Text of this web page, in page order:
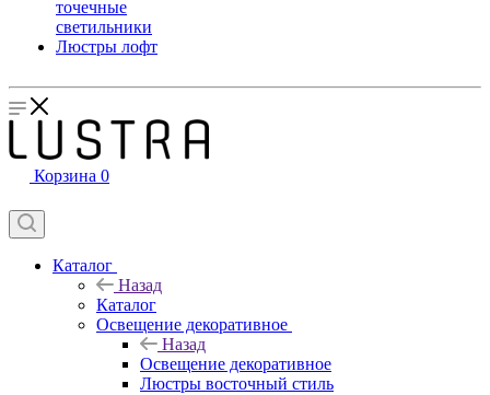
точечные
светильники
Люстры лофт
Корзина 0
Каталог
Назад
Каталог
Освещение декоративное
Назад
Освещение декоративное
Люстры восточный стиль